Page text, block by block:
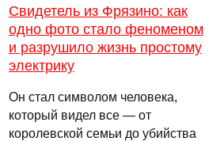
Свидетель из Фрязино: как
одно фото стало феноменом
и разрушило жизнь простому
электрику
Он стал символом человека,
который видел все — от
королевской семьи до убийства